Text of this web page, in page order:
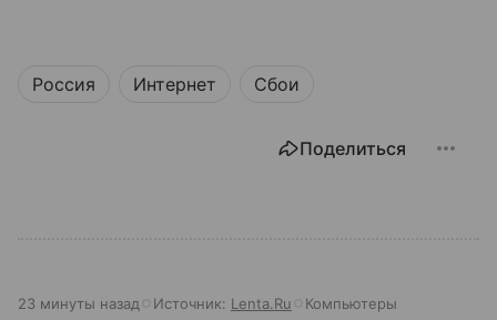
Россия Интернет Сбои
Поделиться
23 минуты назад Источник: Lenta.Ru Компьютеры